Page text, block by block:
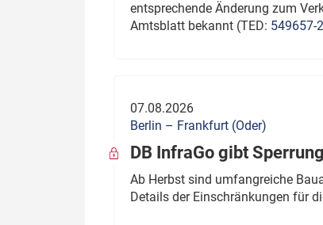
entsprechende Änderung zum
Amtsblatt bekannt (TED: 549657-
07.08.2026
Berlin – Frankfurt (Oder)
DB InfraGo gibt
Ab Herbst sind umfangreiche
Details der Einschränkungen für